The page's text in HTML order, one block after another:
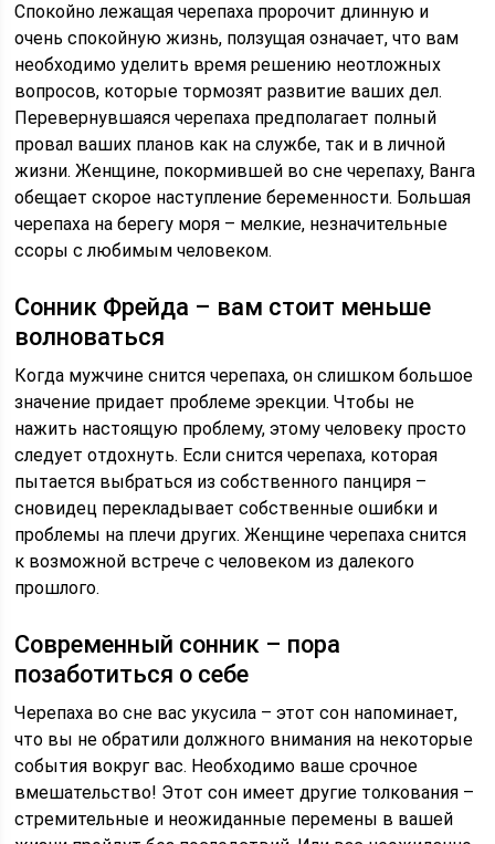
Спокойно лежащая черепаха пророчит длинную и
очень спокойную жизнь, ползущая означает, что вам
необходимо уделить время решению неотложных
вопросов, которые тормозят развитие ваших дел.
Перевернувшаяся черепаха предполагает полный
провал ваших планов как на службе, так и в личной
жизни. Женщине, покормившей во сне черепаху, Ванга
обещает скорое наступление беременности. Большая
черепаха на берегу моря – мелкие, незначительные
ссоры с любимым человеком.
Сонник Фрейда – вам стоит меньше
волноваться
Когда мужчине снится черепаха, он слишком большое
значение придает проблеме эрекции. Чтобы не
нажить настоящую проблему, этому человеку просто
следует отдохнуть. Если снится черепаха, которая
пытается выбраться из собственного панциря –
сновидец перекладывает собственные ошибки и
проблемы на плечи других. Женщине черепаха снится
к возможной встрече с человеком из далекого
прошлого.
Современный сонник – пора
позаботиться о себе
Черепаха во сне вас укусила – этот сон напоминает,
что вы не обратили должного внимания на некоторые
события вокруг вас. Необходимо ваше срочное
вмешательство! Этот сон имеет другие толкования –
стремительные и неожиданные перемены в вашей